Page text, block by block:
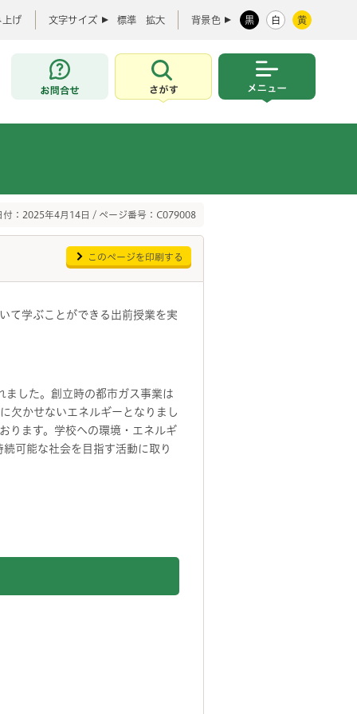
上げ 文字サイズ 標準 拡大 背景色 黒 白 黄
お問合せ
さがす
付：2025年4月14日 / ページ番号：C079008
このページを印刷する
て学ぶことができる出前授業を実
した。創立時の都市ガス事業は
欠かせないエネルギーとなりまし
ります。学校への環境・エネルギ
可能な社会を目指す活動に取り